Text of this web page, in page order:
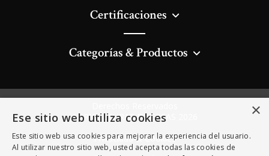
Certificaciones
Categorías & Productos
AGRICULTURAS DIVERSAS 2026
Privacidad & Cookies
×
Ese sitio web utiliza cookies
Este sitio web usa cookies para mejorar la experiencia del usuario.
Al utilizar nuestro sitio web, usted acepta todas las cookies de